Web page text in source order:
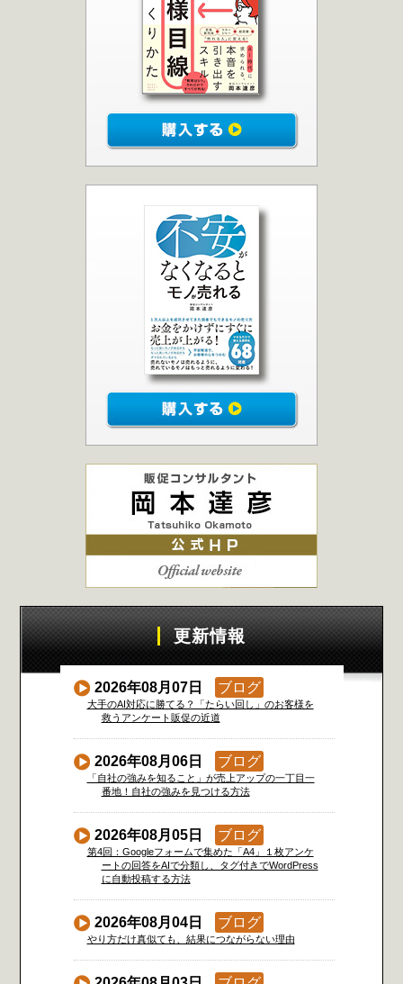
更新情報
2026年08月07日 ブログ
大手のAI対応に勝てる？「たらい回し」のお客様を
救うアンケート販促の近道
2026年08月06日 ブログ
「自社の強みを知ること」が売上アップの一丁目一
番地！自社の強みを見つける方法
2026年08月05日 ブログ
第4回：Googleフォームで集めた「A4」１枚アンケ
ートの回答をAIで分類し、タグ付きでWordPress
に自動投稿する方法
2026年08月04日 ブログ
やり方だけ真似ても、結果につながらない理由